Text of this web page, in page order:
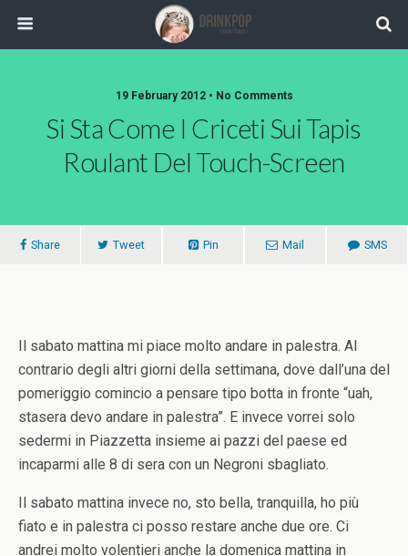
19 February 2012 • No Comments
Si Sta Come I Criceti Sui Tapis
Roulant Del Touch-Screen
Share Tweet Pin Mail SMS
Il sabato mattina mi piace molto andare in palestra. Al
contrario degli altri giorni della settimana, dove dall’una del
pomeriggio comincio a pensare tipo botta in fronte “uah,
stasera devo andare in palestra”. E invece vorrei solo
sedermi in Piazzetta insieme ai pazzi del paese ed
incaparmi alle 8 di sera con un Negroni sbagliato.
Il sabato mattina invece no, sto bella, tranquilla, ho più
fiato e in palestra ci posso restare anche due ore. Ci
andrei molto volentieri anche la domenica mattina in